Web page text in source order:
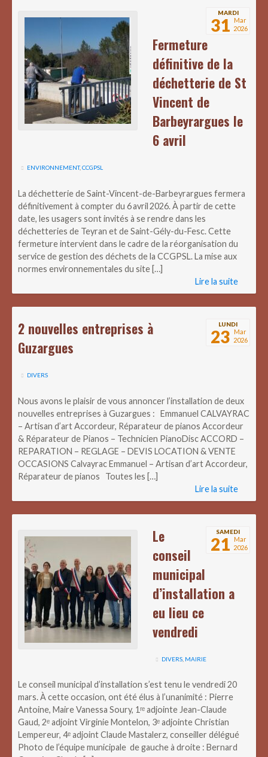
MARDI
31 Mar
2026
Fermeture
définitive de la
déchetterie de St
Vincent de
Barbeyrargues le
6 avril
ENVIRONNEMENT,CCGPSL
La déchetterie de Saint-Vincent-de-Barbeyrargues fermera
définitivement à compter du 6 avril 2026. À partir de cette
date, les usagers sont invités à se rendre dans les
déchetteries de Teyran et de Saint-Gély-du-Fesc. Cette
fermeture intervient dans le cadre de la réorganisation du
service de gestion des déchets de la CCGPSL. La mise aux
normes environnementales du site […]
Lire la suite
LUNDI
23 Mar
2026
2 nouvelles entreprises à
Guzargues
DIVERS
Nous avons le plaisir de vous annoncer l’installation de deux
nouvelles entreprises à Guzargues : Emmanuel CALVAYRAC
– Artisan d’art Accordeur, Réparateur de pianos Accordeur
& Réparateur de Pianos – Technicien PianoDisc ACCORD –
REPARATION – REGLAGE – DEVIS LOCATION & VENTE
OCCASIONS Calvayrac Emmanuel – Artisan d’art Accordeur,
Réparateur de pianos Toutes les […]
Lire la suite
SAMEDI
21 Mar
2026
Le
conseil
municipal
d’installation a
eu lieu ce
vendredi
DIVERS MAIRIE
Le conseil municipal d’installation s’est tenu le vendredi 20
mars. À cette occasion, ont été élus à l’unanimité : Pierre
Antoine, Maire Vanessa Soury, 1ʳᵉ adjointe Jean-Claude
Gaud, 2ᵉ adjoint Virginie Montelon, 3ᵉ adjointe Christian
Lempereur, 4ᵉ adjoint Claude Mastalerz, conseiller délégué
Photo de l’équipe municipale de gauche à droite : Bernard